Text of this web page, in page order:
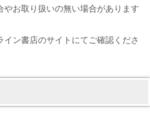
お取り扱いの無い場合があります
ン書店のサイトにてご確認くださ